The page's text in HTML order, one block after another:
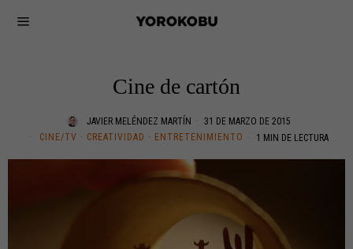
Cine de cartón
JAVIER MELÉNDEZ MARTÍN
31 DE MARZO DE 2015
CINE/TV · CREATIVIDAD · ENTRETENIMIENTO 1 MIN DE LECTURA